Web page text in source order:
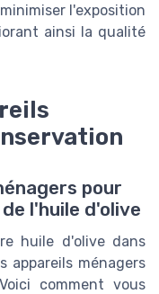
l'exposition
ainsi la qualité
pour
l'huile d'olive
huile d'olive dans
appareils ménagers
comment vous